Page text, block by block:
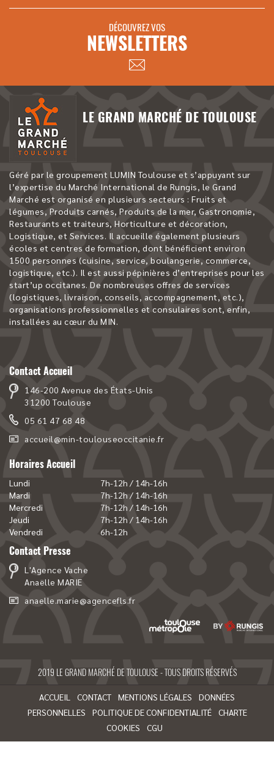
DÉCOUVREZ VOS
NEWSLETTERS
LE GRAND MARCHÉ DE TOULOUSE
Géré par le groupement LUMIN Toulouse et s’appuyant sur
l’expertise du Marché International de Rungis, le Grand
Marché est organisé en plusieurs secteurs : Fruits et
légumes, Produits carnés, Produits de la mer, Gastronomie,
Restaurants et traiteurs, Horticulture et décoration,
Logistique, et Services. Il accueille également plusieurs
écoles et centres de formation, dont bénéficient environ
1500 personnes (cuisine, service, boulangerie, commerce,
logistique, etc.). Il est aussi pépinières d’entreprises pour les
start’up occitanes. De nombreuses offres de services
(logistiques, livraison, conseils, accompagnement, etc.),
organisations professionnelles et consulaires sont, enfin,
installées au cœur du MIN.
Contact Accueil
146-200 Avenue des États-Unis
31200 Toulouse
05 61 47 68 48
accueil@min-toulouseoccitanie.fr
Horaires Accueil
Lundi
7h-12h / 14h-16h
Mardi
7h-12h / 14h-16h
Mercredi
7h-12h / 14h-16h
Jeudi
7h-12h / 14h-16h
Vendredi
6h-12h
Contact Presse
L'Agence Vache
Anaëlle MARIE
anaelle.marie@agencefls.fr
2019 LE GRAND MARCHÉ DE TOULOUSE - TOUS DROITS RÉSERVÉS
ACCUEIL CONTACT MENTIONS LÉGALES
DONNÉES
PERSONNELLES
POLITIQUE DE CONFIDENTIALITÉ
CHARTE
COOKIES
CGU